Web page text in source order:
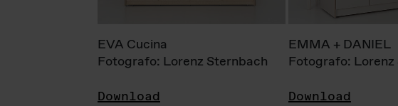
EVA Cucina
Fotografo: Lorenz Sternbach
Download
EMMA + DANIEL
Fotografo:
Download